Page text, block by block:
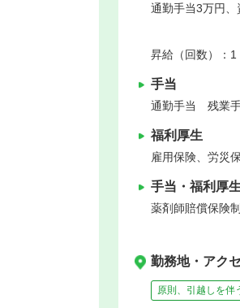
通勤手当3万円
昇給（回数）：1
手当
通勤手当 残業
福利厚生
雇用保険、労災
手当・福利厚
薬剤師賠償保険
勤務地・アク
原則、引越しを伴